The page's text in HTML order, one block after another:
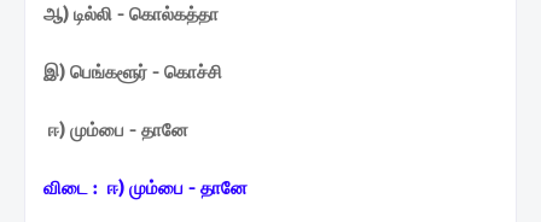
ஆ) டில்லி - கொல்கத்தா
இ) பெங்களூர் - கொச்சி
ஈ) மும்பை - தானே
விடை : ஈ) மும்பை - தானே